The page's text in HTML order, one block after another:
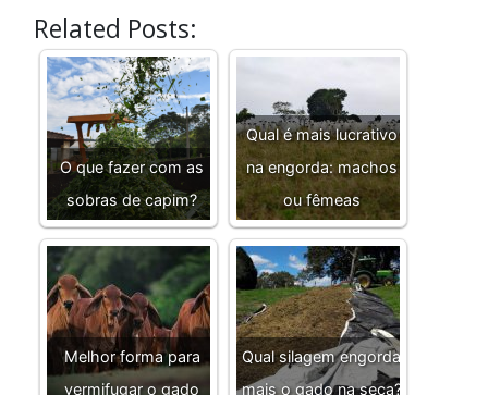
Related Posts:
O que fazer com as
sobras de capim?
Qual é mais lucrativo
na engorda: machos
ou fêmeas
Melhor forma para
vermifugar o gado
Qual silagem engorda
mais o gado na seca?